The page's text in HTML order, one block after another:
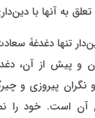
به آنها با
تنها دغدغۀ
آن و پیش از آن،
و نگران پیروزی و
آن است. خود را